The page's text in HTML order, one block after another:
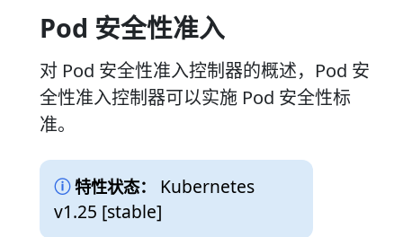
Pod 安全性准入
对 Pod 安全性准入控制器的概述，Pod 安
全性准入控制器可以实施 Pod 安全性标
准。
特性状态：
Kubernetes
v1.25 [stable]